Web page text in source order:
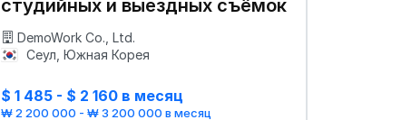
студийных и выездных съёмок
DemoWork Co., Ltd.
Сеул, Южная Корея
$ 1 485 - $ 2 160 в месяц
₩ 2 200 000 - ₩ 3 200 000 в месяц